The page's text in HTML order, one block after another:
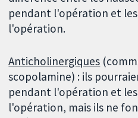
pendant l'opération et
l'opération.
Anticholinergiques
scopolamine) : ils
pendant l'opération et
l'opération, mais ils ne